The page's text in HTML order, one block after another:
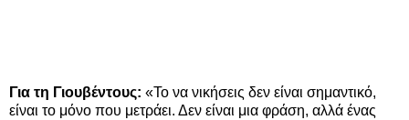
Για τη Γιουβέντους: «Το να νικήσεις δεν είναι σημαντικό,
είναι το μόνο που μετράει. Δεν είναι μια φράση, αλλά ένας